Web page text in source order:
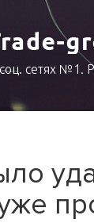
сетях №1.